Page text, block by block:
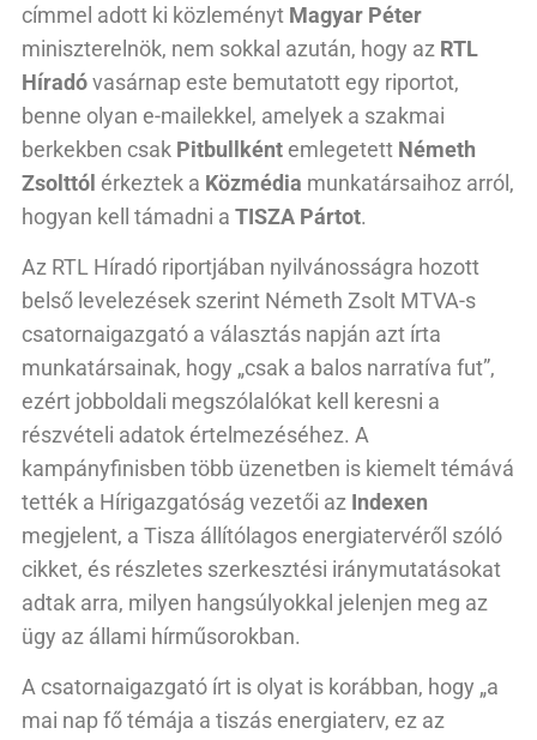
címmel adott ki közleményt Magyar Péter
miniszterelnök, nem sokkal azután, hogy az RTL
Híradóvasárnap este bemutatott egy riportot,
benne olyan e-mailekkel, amelyek a szakmai
berkekben csak Pitbullként emlegetett Németh
Zsolttól érkeztek a Közmédia munkatársaihoz arról,
hogyan kell támadni a TISZA Pártot.
Az RTL Híradó riportjában nyilvánosságra hozott
belső levelezések szerint Németh Zsolt MTVA-s
csatornaigazgató a választás napján azt írta
munkatársainak, hogy „csak a balos narratíva fut”,
ezért jobboldali megszólalókat kell keresni a
részvételi adatok értelmezéséhez. A
kampányfinisben több üzenetben is kiemelt témává
tették a Hírigazgatóság vezetői az Indexen
megjelent, a Tisza állítólagos energiatervéről szóló
cikket, és részletes szerkesztési iránymutatásokat
adtak arra, milyen hangsúlyokkal jelenjen meg az
ügy az állami hírműsorokban.
A csatornaigazgató írt is olyat is korábban, hogy „a
mai nap fő témája a tiszás energiaterv, ez az